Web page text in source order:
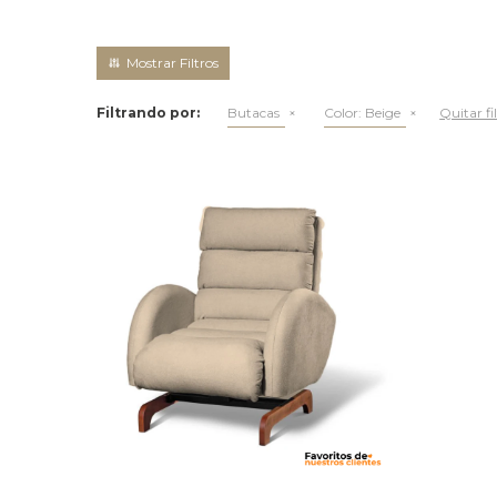
Filtrando por: Butacas Color: Beige Quitar